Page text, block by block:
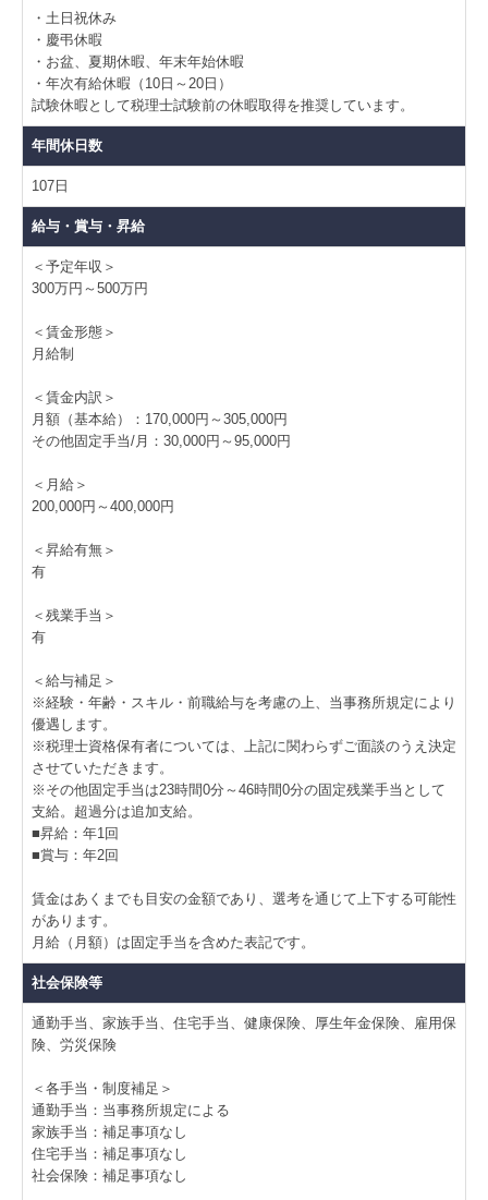
・土日祝休み
・慶弔休暇
・お盆、夏期休暇、年末年始休暇
・年次有給休暇（10日～20日）
試験休暇として税理士試験前の休暇取得を推奨しています。
年間休日数
107日
給与・賞与・昇給
＜予定年収＞
300万円～500万円
＜賃金形態＞
月給制
＜賃金内訳＞
月額（基本給）：170,000円～305,000円
その他固定手当/月：30,000円～95,000円
＜月給＞
200,000円～400,000円
＜昇給有無＞
有
＜残業手当＞
有
＜給与補足＞
※経験・年齢・スキル・前職給与を考慮の上、当事務所規定により
優遇します。
※税理士資格保有者については、上記に関わらずご面談のうえ決定
させていただきます。
※その他固定手当は23時間0分～46時間0分の固定残業手当として
支給。超過分は追加支給。
■昇給：年1回
■賞与：年2回
賃金はあくまでも目安の金額であり、選考を通じて上下する可能性
があります。
月給（月額）は固定手当を含めた表記です。
社会保険等
通勤手当、家族手当、住宅手当、健康保険、厚生年金保険、雇用保
険、労災保険
＜各手当・制度補足＞
通勤手当：当事務所規定による
家族手当：補足事項なし
住宅手当：補足事項なし
社会保険：補足事項なし